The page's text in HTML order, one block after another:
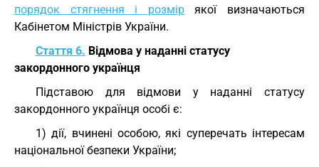
порядок стягнення і розмірякої визначаються
Кабінетом Міністрів України.
Стаття 6. Відмова у наданні статусу
закордонного українця
Підставою для відмови у наданні статусу
закордонного українця особі є:
1) дії, вчинені особою, які суперечать інтересам
національної безпеки України;